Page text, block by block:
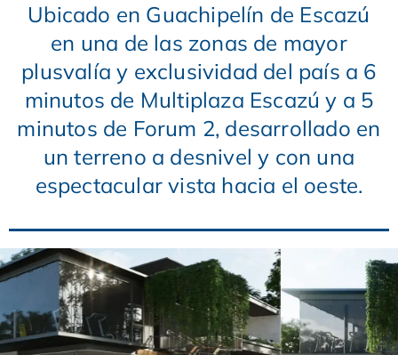
Ubicado en Guachipelín de Escazú
en una de las zonas de mayor
plusvalía y exclusividad del país a 6
minutos de Multiplaza Escazú y a 5
minutos de Forum 2, desarrollado en
un terreno a desnivel y con una
espectacular vista hacia el oeste.